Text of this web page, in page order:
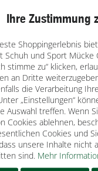
WIR
Ihre Zustimmung
Shoppingerlebnis
Schuh und Sport Mücke
stimme zu“ klicken,
an Dritte
die Verarbeitung
„Einstellungen“
Auswahl treffen. Wenn
Cookies ablehnen,
Cookies und
unsere Inhalte nicht
sind. Mehr